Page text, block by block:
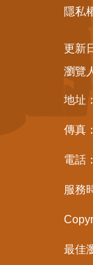
隱私
更新
瀏覽
地址
傳真
電話
服務
最佳